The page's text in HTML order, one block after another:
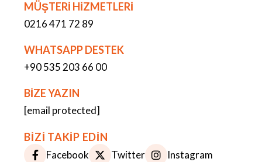
MÜŞTERİ HİZMETLERİ
0216 471 72 89
WHATSAPP DESTEK
+90 535 203 66 00
BİZE YAZIN
[email protected]
BİZİ TAKİP EDİN
Facebook Twitter
Instagram